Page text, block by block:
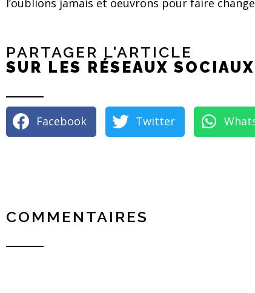
l’oublions jamais et oeuvrons pour faire
PARTAGER L'ARTICLE
SUR LES RÉSEAUX SOCIAUX
Facebook Twitter
COMMENTAIRES